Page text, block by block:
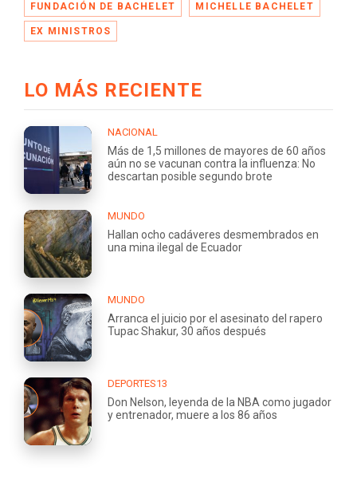
FUNDACIÓN DE BACHELET MICHELLE BACHELET
EX MINISTROS
LO MÁS RECIENTE
NACIONAL
Más de 1,5 millones de mayores de 60 años
aún no se vacunan contra la influenza: No
descartan posible segundo brote
MUNDO
Hallan ocho cadáveres desmembrados en
una mina ilegal de Ecuador
MUNDO
Arranca el juicio por el asesinato del rapero
Tupac Shakur, 30 años después
DEPORTES13
Don Nelson, leyenda de la NBA como jugador
y entrenador, muere a los 86 años